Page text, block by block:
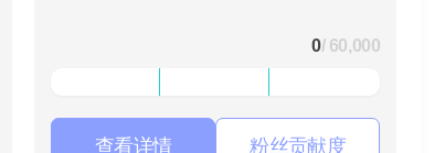
0/ 60,000
查看详情 粉丝贡献度